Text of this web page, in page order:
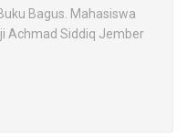
Bagus. Mahasiswa
Achmad Siddiq Jember